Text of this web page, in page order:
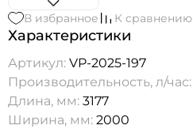
В избранное К сравнению
Характеристики
Артикул: VP-2025-197
Производительность, л/час:
Длина, мм: 3177
Ширина, мм: 2000